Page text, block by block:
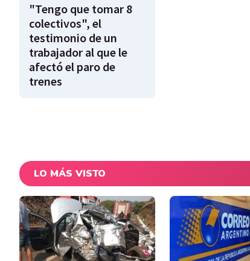
"Tengo que tomar 8
colectivos", el
testimonio de un
trabajador al que le
afectó el paro de
trenes
LO MÁS VISTO